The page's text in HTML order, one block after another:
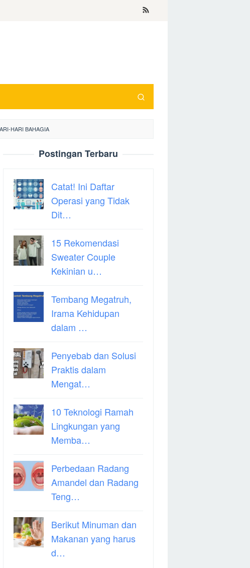
HARI BAHAGIA
Postingan Terbaru
Catat! Ini Daftar
Operasi yang Tidak
Dit…
15 Rekomendasi
Sweater Couple
Kekinian u…
Tembang Megatruh,
Irama Kehidupan
dalam …
Penyebab dan Solusi
Praktis dalam
Mengat…
10 Teknologi Ramah
Lingkungan yang
Memba…
Perbedaan Radang
Amandel dan Radang
Teng…
Berikut Minuman dan
Makanan yang harus
d…